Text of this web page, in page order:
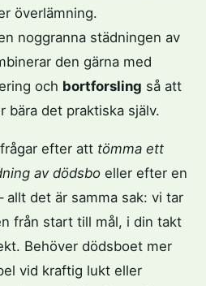
överlämning.
noggranna städningen av
den gärna med
och bortforsling så att
bära det praktiska själv.
efter att tömma ett
av dödsbo eller efter en
allt det är samma sak: vi tar
från start till mål, i din takt
Behöver dödsboet mer
vid kraftig lukt eller